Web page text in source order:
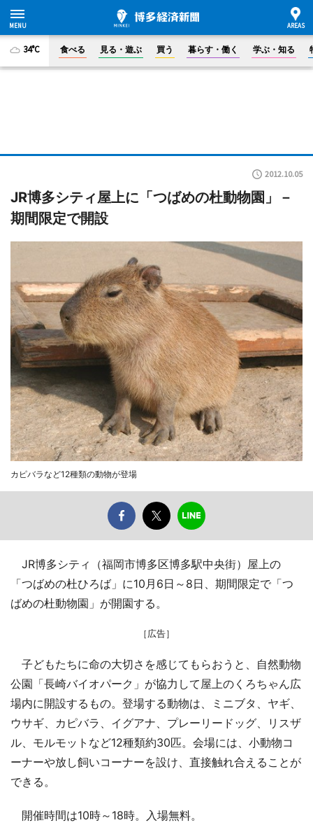
34°C 食べる 見る・遊ぶ 買う 暮らす・働く 学ぶ・知る
2012.10.05
JR博多シティ屋上に「つばめの杜動物園」－
期間限定で開設
カピバラなど12種類の動物が登場
JR博多シティ（福岡市博多区博多駅中央街）屋上の
「つばめの杜ひろば」に10月6日～8日、期間限定で「つ
ばめの杜動物園」が開園する。
［広告］
子どもたちに命の大切さを感じてもらおうと、自然動物
公園「長崎バイオパーク」が協力して屋上のくろちゃん広
場内に開設するもの。登場する動物は、ミニブタ、ヤギ、
ウサギ、カピバラ、イグアナ、プレーリードッグ、リスザ
ル、モルモットなど12種類約30匹。会場には、小動物コ
ーナーや放し飼いコーナーを設け、直接触れ合えることが
できる。
開催時間は10時～18時。入場無料。